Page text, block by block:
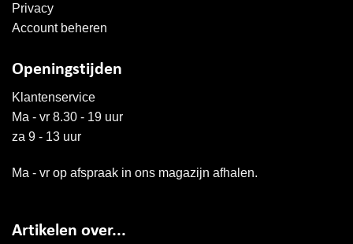
Privacy
Account beheren
Openingstijden
Klantenservice
Ma - vr 8.30 - 19 uur
za 9 - 13 uur
Ma - vr op afspraak in ons magazijn afhalen.
Artikelen over...